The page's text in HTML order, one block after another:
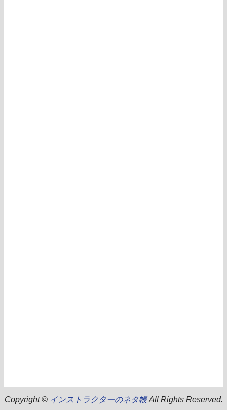
Copyright © インストラクターのネタ帳All Rights Reserved.